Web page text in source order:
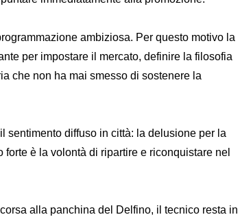
ambiziosa. Per questo motivo la
per impostare il mercato, definire la filosofia
che non ha mai smesso di sostenere la
sentimento diffuso in città: la delusione per la
è la volontà di ripartire e riconquistare nel
alla panchina del Delfino, il tecnico resta in